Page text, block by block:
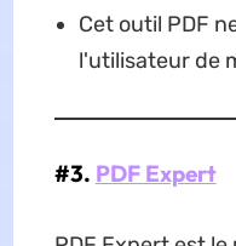
Cet outil PDF
l'utilisateur de
#3. PDF Expert